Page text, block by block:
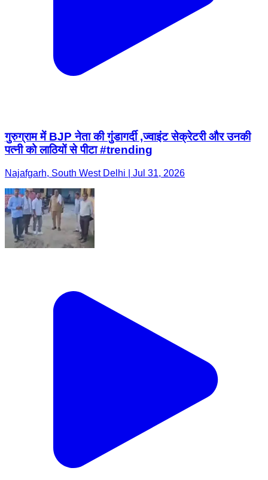
गुरुग्राम में BJP नेता की गुंडागर्दी ,ज्वाइंट सेक्रेटरी और उनकी
पत्नी को लाठियों से पीटा #trending
Najafgarh, South West Delhi | Jul 31, 2026